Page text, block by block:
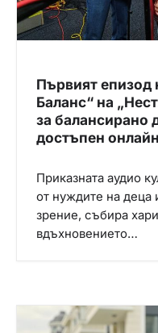
Първият епизод
Баланс“ на
за балансирано
достъпен онлайн
Приказната аудио
от нуждите на деца
зрение, събира
вдъхновението…